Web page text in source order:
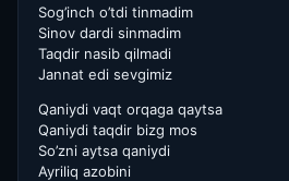
Sog’inch o’tdi tinmadim
Sinov dardi sinmadim
Taqdir nasib qilmadi
Jannat edi sevgimiz
Qaniydi vaqt orqaga qaytsa
Qaniydi taqdir bizg mos
So’zni aytsa qaniydi
Ayriliq azobini